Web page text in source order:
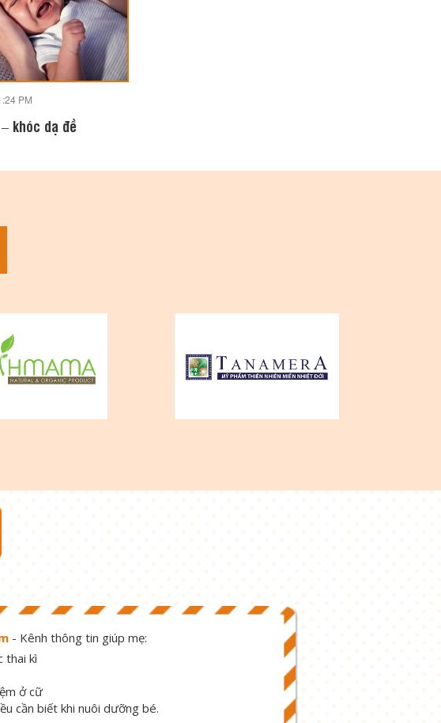
PM
khóc dạ đề
- Kênh thông tin giúp mẹ:
thai kì
ở cữ
cần biết khi nuôi dưỡng bé.